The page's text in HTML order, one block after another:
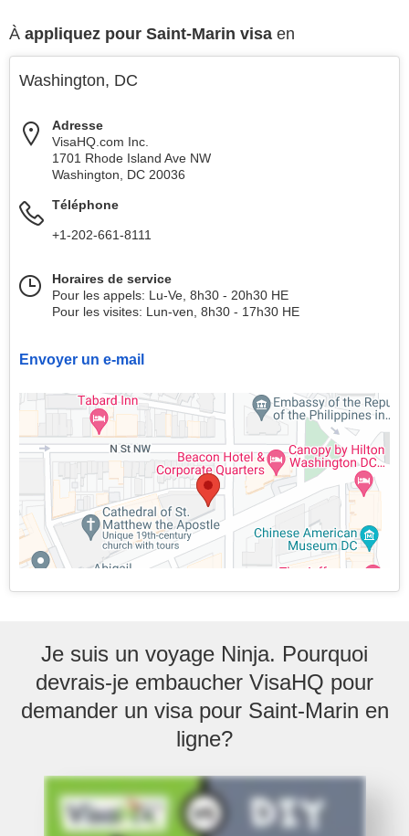
À appliquez pour Saint-Marin visa en
Washington, DC
Adresse
VisaHQ.com Inc.
1701 Rhode Island Ave NW
Washington
DC 20036
Téléphone
+1-202-661-8111
Horaires de service
Pour les appels: Lu-Ve, 8h30 - 20h30 HE
Pour les visites: Lun-ven, 8h30 - 17h30 HE
Envoyer un e-mail
Je suis un voyage Ninja. Pourquoi
devrais-je embaucher VisaHQ pour
demander un visa pour Saint-Marin en
ligne?